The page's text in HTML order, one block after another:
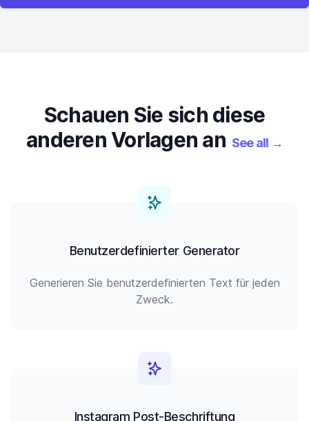
Schauen Sie sich diese
anderen Vorlagen an See all →
Benutzerdefinierter Generator
Generieren Sie benutzerdefinierten Text für jeden
Zweck.
Instagram Post-Beschriftung